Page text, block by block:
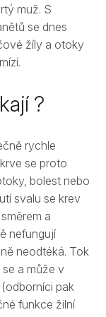
muž. S
se dnes
žíly a otoky
?
rychle
se proto
bolest nebo
svalu se krev
a
nefungují
neodtéká. Tok
a může v
pak
funkce žilní